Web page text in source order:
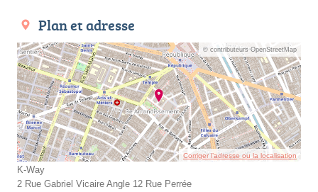
Plan et adresse
© contributeurs OpenStreetMap
Corriger l’adresse ou la localisation
K-Way
2 Rue Gabriel Vicaire Angle 12 Rue Perrée